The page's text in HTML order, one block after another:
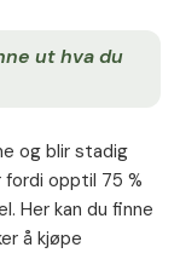
ut hva du
og blir stadig
opptil 75 %
Her kan du finne
å kjøpe